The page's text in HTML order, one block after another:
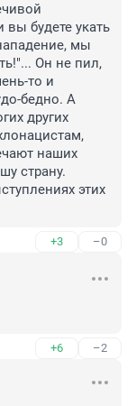
будете укать
мы
Он не пил,
то и
бедно. А
других
наших
страну.
этих
+3 –0
+6 –2